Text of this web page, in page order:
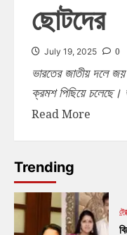
ছোটদের
July 19, 2025 0
ভারতের জাতীয় দলে
ক্রমশ পিছিয়ে
Read More
Trending